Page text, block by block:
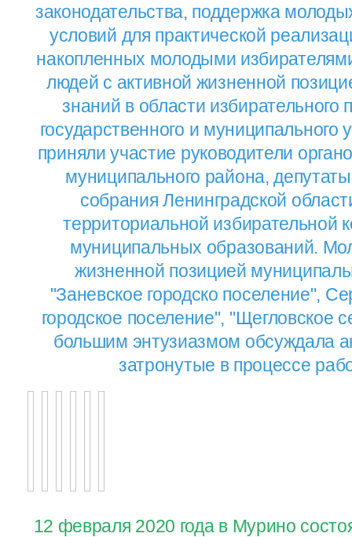
законодательства, поддержка
условий для практической
накопленных молодыми
людей с активной жизненной
знаний в области избирательного
государственного и
приняли участие руководители
муниципального района,
собрания Ленинградской
территориальной избирательной
муниципальных образований.
жизненной позицией
"Заневское городско поселение",
городское поселение", "Щегловское
большим энтузиазмом обсуждала
затронутые в процессе
12 февраля 2020 года в Мурино